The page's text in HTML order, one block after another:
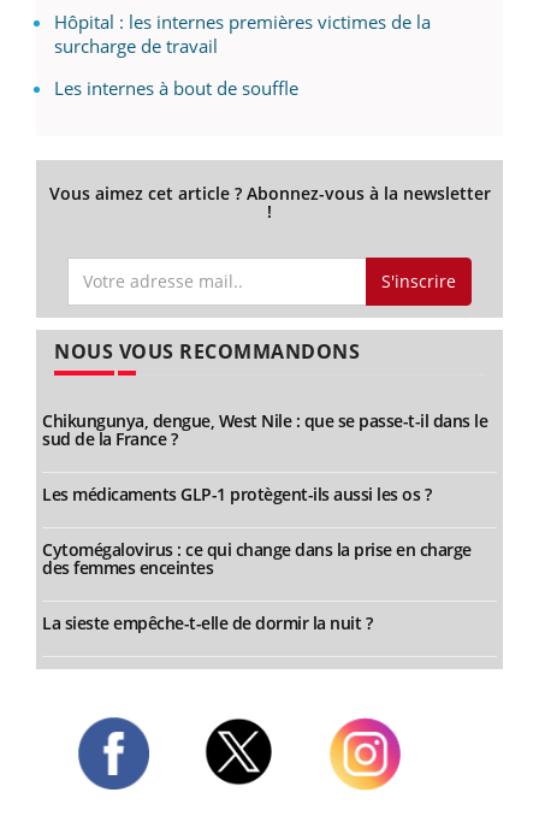
Hôpital : les internes premières victimes de la
surcharge de travail
Les internes à bout de souffle
Vous aimez cet article ? Abonnez-vous à la newsletter
!
S'inscrire
NOUS VOUS RECOMMANDONS
Chikungunya, dengue, West Nile : que se passe-t-il dans le
sud de la France ?
Les médicaments GLP-1 protègent-ils aussi les os ?
Cytomégalovirus : ce qui change dans la prise en charge
des femmes enceintes
La sieste empêche-t-elle de dormir la nuit ?